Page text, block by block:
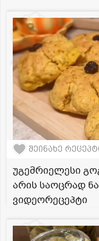
შეინახე
უგემრიელესი
არის საოცრად
ვიდეორეცეპტი